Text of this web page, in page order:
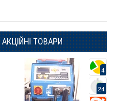
АКЦІЙНІ ТОВАРИ
4
24